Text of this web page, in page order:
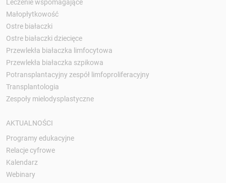
Leczenie wspomagające
Małopłytkowość
Ostre białaczki
Ostre białaczki dziecięce
Przewlekła białaczka limfocytowa
Przewlekła białaczka szpikowa
Potransplantacyjny zespół limfoproliferacyjny
Transplantologia
Zespoły mielodysplastyczne
AKTUALNOŚCI
Programy edukacyjne
Relacje cyfrowe
Kalendarz
Webinary